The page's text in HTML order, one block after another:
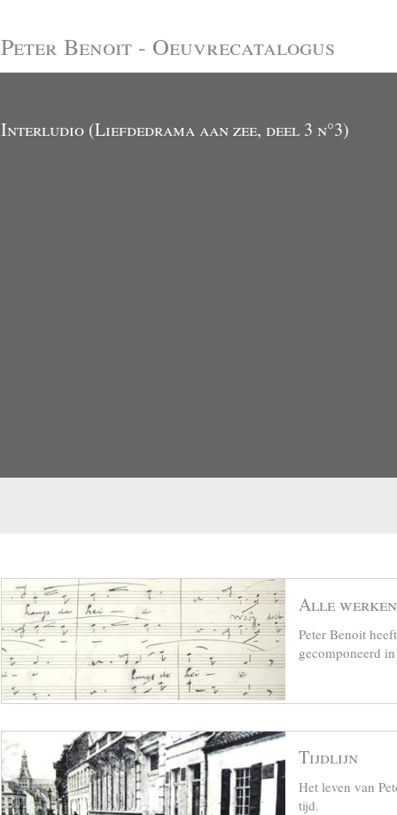
Peter Benoit - Oeuvrecatalogus
Interludio (Liefdedrama aan zee, deel 3 n°3)
Alle werken
Peter Benoit
gecomponeerd
Tijdlijn
Het leven van
tijd.